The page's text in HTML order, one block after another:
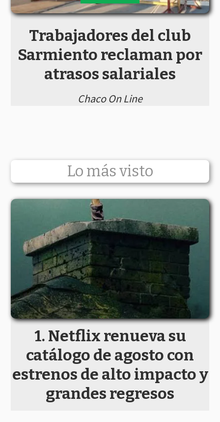
Trabajadores del club
Sarmiento reclaman por
atrasos salariales
Chaco On Line
Lo más visto
Netflix renueva su
catálogo de agosto con
estrenos de alto impacto y
grandes regresos